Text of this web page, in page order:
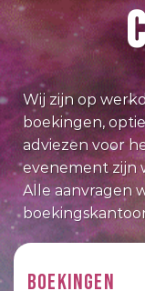
Wij zijn op
boekingen,
adviezen voor
evenement zijn
Alle aanvragen
BOEKINGEN